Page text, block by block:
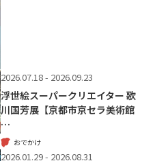
2026.07.18 - 2026.09.23
浮世絵スーパークリエイター 歌
川国芳展【京都市京セラ美術館
…
おでかけ
2026.01.29 - 2026.08.31